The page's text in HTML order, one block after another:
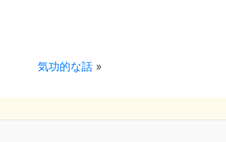
気功的な話»